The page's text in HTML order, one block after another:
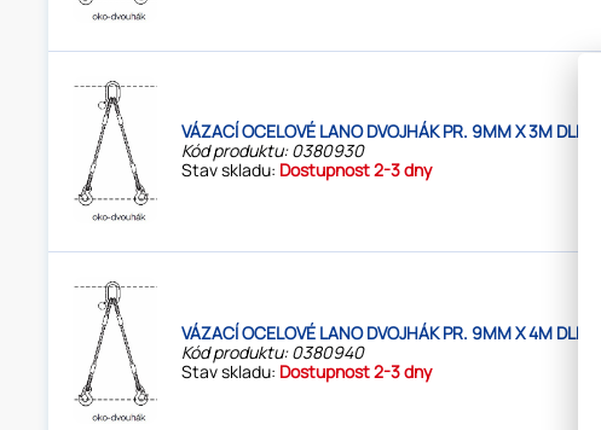
VÁZACÍ OCELOVÉ LANO DVOJHÁK PR. 9MM X 3M DLE EN
Kód produktu: 0380930
Stav skladu: Dostupnost 2-3 dny
VÁZACÍ OCELOVÉ LANO DVOJHÁK PR. 9MM X 4M DLE EN
Kód produktu: 0380940
Stav skladu: Dostupnost 2-3 dny